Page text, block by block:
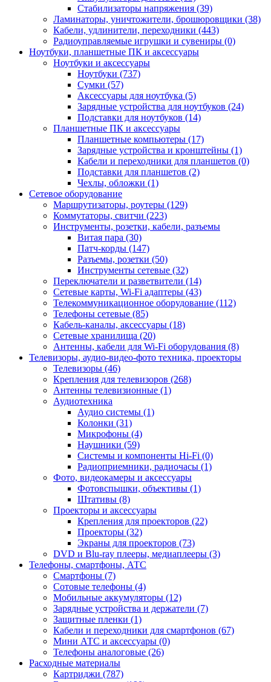
Стабилизаторы напряжения (39)
Ламинаторы, уничтожители, брошюровщики (38)
Кабели, удлинители, переходники (443)
Радиоуправляемые игрушки и сувениры (0)
Ноутбуки, планшетные ПК и аксессуары
Ноутбуки и аксессуары
Ноутбуки (737)
Сумки (57)
Аксессуары для ноутбука (5)
Зарядные устройства для ноутбуков (24)
Подставки для ноутбуков (14)
Планшетные ПК и аксессуары
Планшетные компьютеры (17)
Зарядные устройства и кронштейны (1)
Кабели и переходники для планшетов (0)
Подставки для планшетов (2)
Чехлы, обложки (1)
Сетевое оборудование
Маршрутизаторы, роутеры (129)
Коммутаторы, свитчи (223)
Инструменты, розетки, кабели, разъемы
Витая пара (30)
Патч-корды (147)
Разъемы, розетки (50)
Инструменты сетевые (32)
Переключатели и разветвители (14)
Сетевые карты, Wi-Fi адаптеры (43)
Телекоммуникационное оборудование (112)
Телефоны сетевые (85)
Кабель-каналы, аксессуары (18)
Сетевые хранилища (20)
Антенны, кабели для Wi-Fi оборудования (8)
Телевизоры, аудио-видео-фото техника, проекторы
Телевизоры (46)
Крепления для телевизоров (268)
Антенны телевизионные (1)
Аудиотехника
Аудио системы (1)
Колонки (31)
Микрофоны (4)
Наушники (59)
Системы и компоненты Hi-Fi (0)
Радиоприемники, радиочасы (1)
Фото, видеокамеры и аксессуары
Фотовспышки, объективы (1)
Штативы (8)
Проекторы и аксессуары
Крепления для проекторов (22)
Проекторы (32)
Экраны для проекторов (73)
DVD и Blu-ray плееры, медиаплееры (3)
Телефоны, смартфоны, АТС
Смартфоны (7)
Сотовые телефоны (4)
Мобильные аккумуляторы (12)
Зарядные устройства и держатели (7)
Защитные пленки (1)
Кабели и переходники для смартфонов (67)
Мини АТС и аксессуары (0)
Телефоны аналоговые (26)
Расходные материалы
Картриджи (787)